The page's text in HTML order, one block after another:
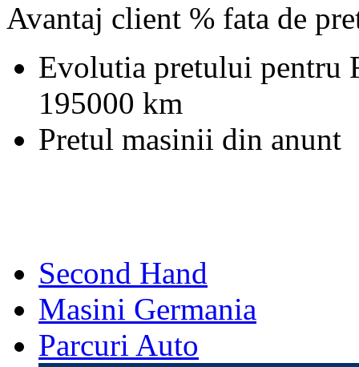
Avantaj client % fata de
Evolutia pretului pentru
195000 km
Pretul masinii din anunt
Second Hand
Masini Germania
Parcuri Auto